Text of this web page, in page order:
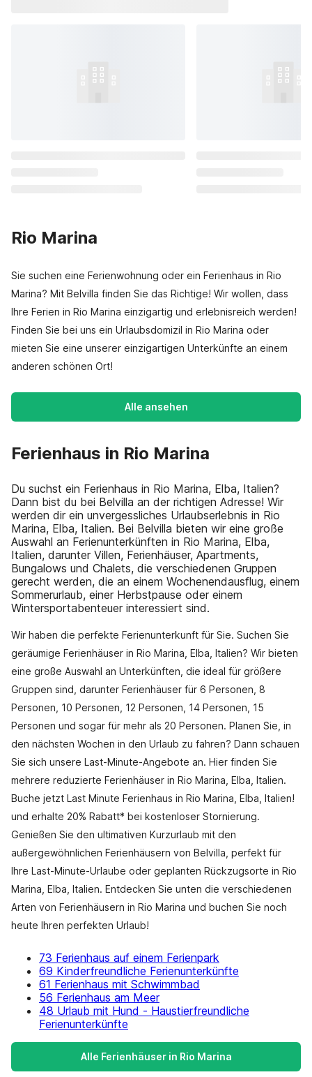
Rio Marina
Sie suchen eine Ferienwohnung oder ein Ferienhaus in Rio
Marina? Mit Belvilla finden Sie das Richtige! Wir wollen, dass
Ihre Ferien in Rio Marina einzigartig und erlebnisreich werden!
Finden Sie bei uns ein Urlaubsdomizil in Rio Marina oder
mieten Sie eine unserer einzigartigen Unterkünfte an einem
anderen schönen Ort!
Alle ansehen
Ferienhaus in Rio Marina
Du suchst ein Ferienhaus in Rio Marina, Elba, Italien?
Dann bist du bei Belvilla an der richtigen Adresse! Wir
werden dir ein unvergessliches Urlaubserlebnis in Rio
Marina, Elba, Italien. Bei Belvilla bieten wir eine große
Auswahl an Ferienunterkünften in Rio Marina, Elba,
Italien, darunter Villen, Ferienhäuser, Apartments,
Bungalows und Chalets, die verschiedenen Gruppen
gerecht werden, die an einem Wochenendausflug, einem
Sommerurlaub, einer Herbstpause oder einem
Wintersportabenteuer interessiert sind.
Wir haben die perfekte Ferienunterkunft für Sie. Suchen Sie
geräumige Ferienhäuser in Rio Marina, Elba, Italien? Wir bieten
eine große Auswahl an Unterkünften, die ideal für größere
Gruppen sind, darunter Ferienhäuser für 6 Personen, 8
Personen, 10 Personen, 12 Personen, 14 Personen, 15
Personen und sogar für mehr als 20 Personen. Planen Sie, in
den nächsten Wochen in den Urlaub zu fahren? Dann schauen
Sie sich unsere Last-Minute-Angebote an. Hier finden Sie
mehrere reduzierte Ferienhäuser in Rio Marina, Elba, Italien.
Buche jetzt Last Minute Ferienhaus in Rio Marina, Elba, Italien!
und erhalte 20% Rabatt* bei kostenloser Stornierung.
Genießen Sie den ultimativen Kurzurlaub mit den
außergewöhnlichen Ferienhäusern von Belvilla, perfekt für
Ihre Last-Minute-Urlaube oder geplanten Rückzugsorte in Rio
Marina, Elba, Italien. Entdecken Sie unten die verschiedenen
Arten von Ferienhäusern in Rio Marina und buchen Sie noch
heute Ihren perfekten Urlaub!
73 Ferienhaus auf einem Ferienpark
69 Kinderfreundliche Ferienunterkünfte
61 Ferienhaus mit Schwimmbad
56 Ferienhaus am Meer
48 Urlaub mit Hund - Haustierfreundliche
Ferienunterkünfte
Alle Ferienhäuser in Rio Marina